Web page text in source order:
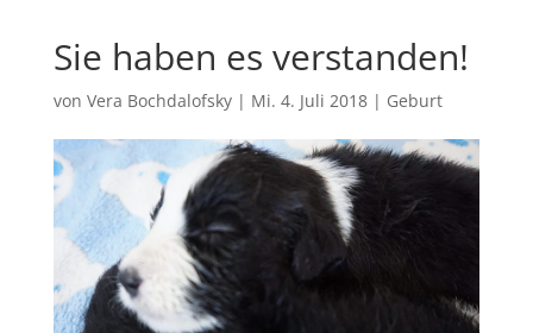
Sie haben es verstanden!
von Vera Bochdalofsky| Mi. 4. Juli 2018| Geburt